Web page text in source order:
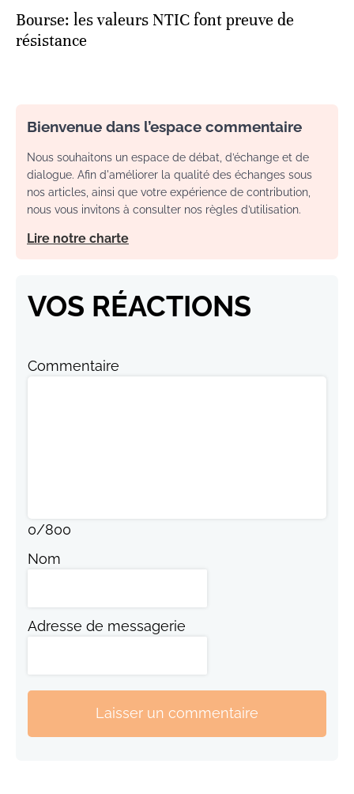
Bourse: les valeurs NTIC font preuve de
résistance
Bienvenue dans l’espace commentaire
Nous souhaitons un espace de débat, d’échange et de
dialogue. Afin d'améliorer la qualité des échanges sous
nos articles, ainsi que votre expérience de contribution,
nous vous invitons à consulter nos règles d’utilisation.
Lire notre charte
VOS RÉACTIONS
Commentaire
0/800
Nom
Adresse de messagerie
Laisser un commentaire